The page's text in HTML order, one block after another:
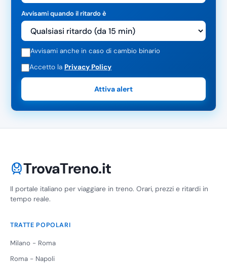
Avvisami quando il ritardo è
Avvisami anche in caso di cambio binario
Accetto la Privacy Policy
Attiva alert
TrovaTreno.it
Il portale italiano per viaggiare in treno. Orari, prezzi e ritardi in
tempo reale.
TRATTE POPOLARI
Milano - Roma
Roma - Napoli